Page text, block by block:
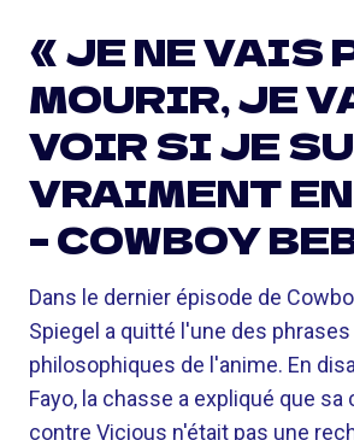
« JE NE VAIS
MOURIR, JE
VOIR SI JE
VRAIMENT
– COWBOY
Dans le dernier épisode de
Spiegel a quitté l'une des
philosophiques de l'anime. En
Fayo, la chasse a expliqué que
contre Vicious n'était pas une